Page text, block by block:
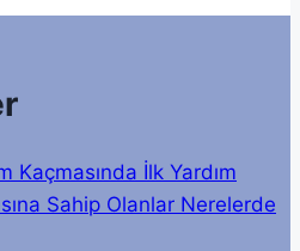
Kaçmasında İlk Yardım
Sahip Olanlar Nerelerde